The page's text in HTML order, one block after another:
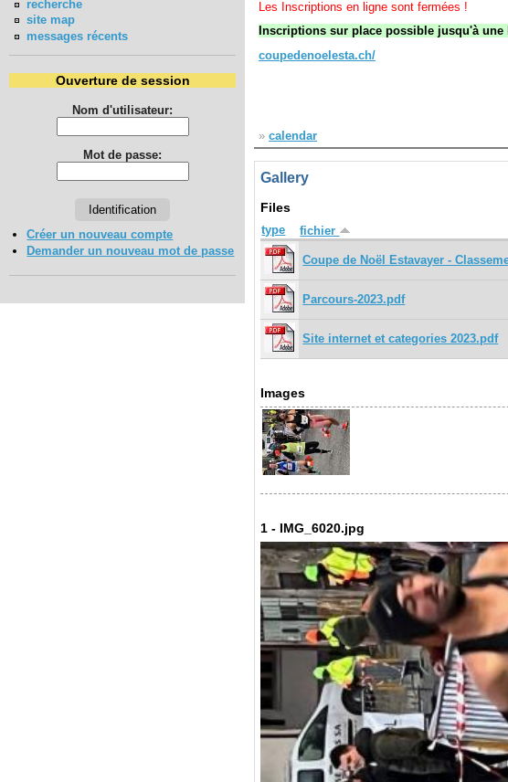
recherche
site map
messages récents
Ouverture de session
Nom d'utilisateur:
Mot de passe:
Créer un nouveau compte
Demander un nouveau mot de passe
Les Inscriptions en ligne sont fermées !
Inscriptions sur place possible jusqu'à une
coupedenoelesta.ch/
» calendar
Gallery
Files
type fichier
Coupe de Noël Estavayer -
Parcours-2023.pdf
Site internet et categories 2023.pdf
Images
1 - IMG_6020.jpg